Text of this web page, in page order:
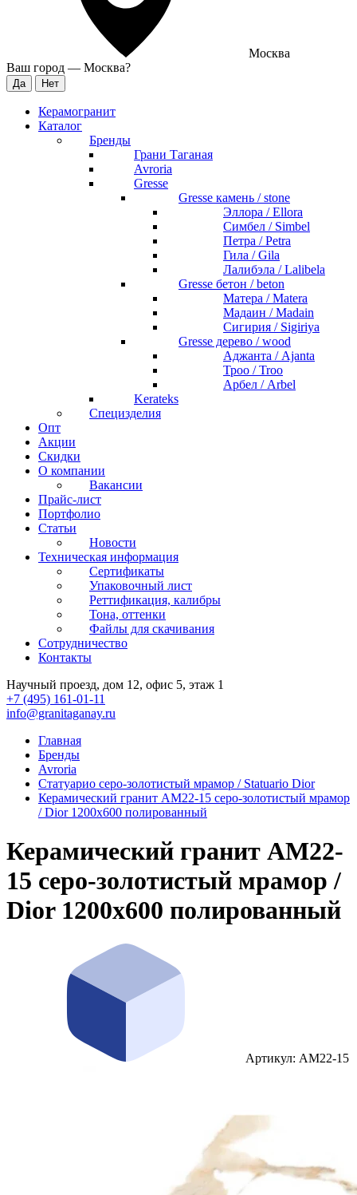
Москва
Ваш город — Москва?
Керамогранит
Каталог
Бренды
Грани Таганая
Avroria
Gresse
Gresse камень / stone
Эллора / Ellora
Симбел / Simbel
Петра / Petra
Гила / Gila
Лалибэла / Lalibela
Gresse бетон / beton
Матера / Matera
Мадаин / Madain
Сигирия / Sigiriya
Gresse дерево / wood
Аджанта / Ajanta
Троо / Troo
Арбел / Arbel
Kerateks
Специзделия
Опт
Акции
Скидки
О компании
Вакансии
Прайс-лист
Портфолио
Статьи
Новости
Техническая информация
Сертификаты
Упаковочный лист
Реттификация, калибры
Тона, оттенки
Файлы для cкачивания
Сотрудничество
Контакты
Научный проезд, дом 12, офис 5, этаж 1
+7 (495) 161-01-11
info@granitaganay.ru
Главная
Бренды
Avroria
Статуарио серо-золотистый мрамор / Statuario Dior
Керамический гранит AM22-15 серо-золотистый мрамор
/ Dior 1200x600 полированный
Керамический гранит AM22-
15 серо-золотистый мрамор /
Dior 1200x600 полированный
Артикул: AM22-15